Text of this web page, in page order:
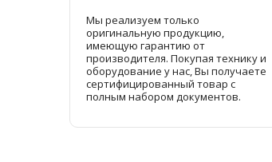
Мы реализуем только
оригинальную продукцию,
имеющую гарантию от
производителя. Покупая технику и
оборудование у нас, Вы получаете
сертифицированный товар с
полным набором документов.